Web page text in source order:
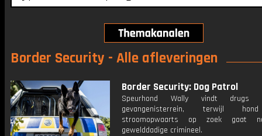
Border Security - Alle afleveringen
Border Security: Dog Patrol
Speurhond Wally vindt
gevangenisterrein, terwijl
stroomopwaarts op zoek gaat
gewelddadige crimineel.